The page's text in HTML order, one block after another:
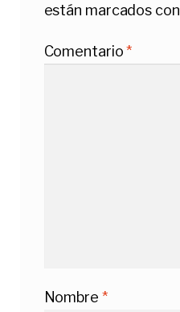
están marcados con
Comentario*
Nombre *